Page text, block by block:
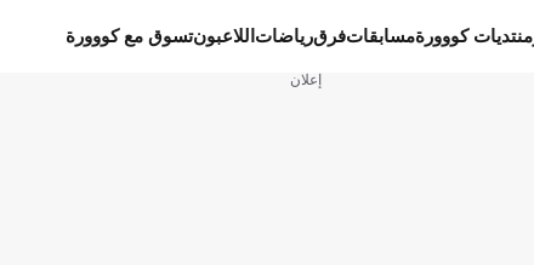
منتديات كووورةمسابقاتفرقرياضات اللاعبونتسوق مع كووورة
إعلان